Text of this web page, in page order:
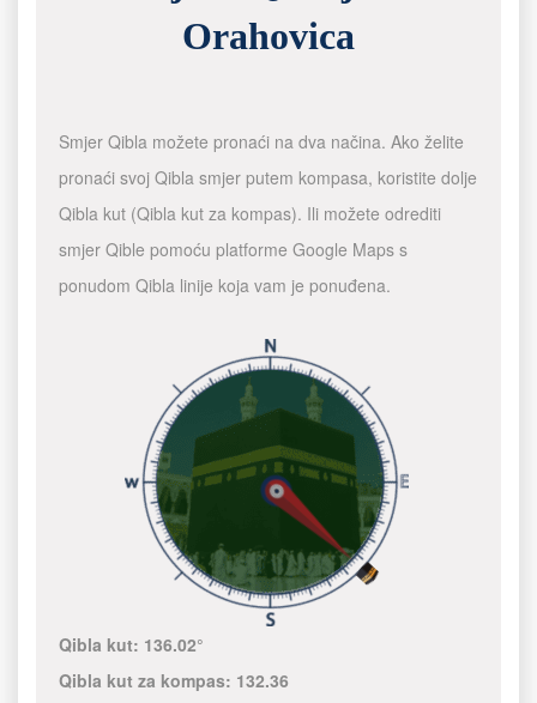
Orahovica
Smjer Qibla možete pronaći na dva načina. Ako želite
pronaći svoj Qibla smjer putem kompasa, koristite dolje
Qibla kut (Qibla kut za kompas). Ili možete odrediti
smjer Qible pomoću platforme Google Maps s
ponudom Qibla linije koja vam je ponuđena.
Qibla kut: 136.02°
Qibla kut za kompas: 132.36